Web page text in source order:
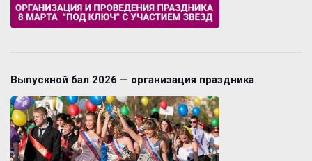
Выпускной бал 2026 — организация праздника